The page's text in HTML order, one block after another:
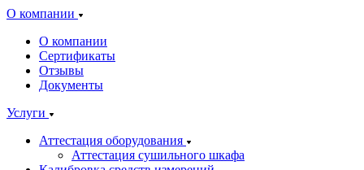
О компании
О компании
Сертификаты
Отзывы
Документы
Услуги
Аттестация оборудования
Аттестация сушильного шкафа